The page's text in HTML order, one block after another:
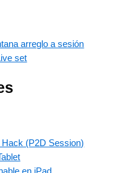
arreglo a sesión
set
(P2D Session)